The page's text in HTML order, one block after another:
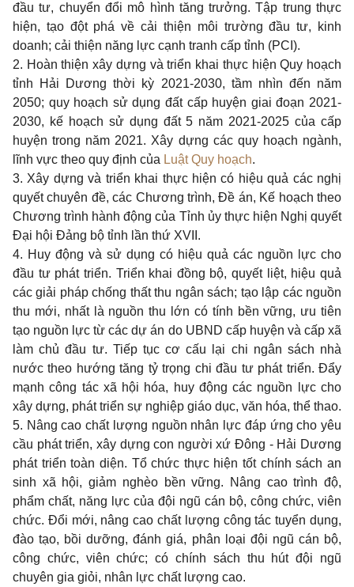
đầu tư, chuyển đổi mô hình tăng trưởng. Tập trung thực
hiện, tạo đột phá về cải thiện môi trường đầu tư, kinh
doanh; cải thiện năng lực cạnh tranh cấp tỉnh (PCI).
2. Hoàn thiện xây dựng và triển khai thực hiện Quy hoạch
tỉnh Hải Dương thời kỳ 2021-2030, tầm nhìn đến năm
2050; quy hoạch sử dụng đất cấp huyện giai đoạn 2021-
2030, kế hoạch sử dụng đất 5 năm 2021-2025 của cấp
huyện trong năm 2021. Xây dựng các quy hoạch ngành,
lĩnh vực theo quy định của Luật Quy hoạch.
3. Xây dựng và triển khai thực hiện có hiệu quả các nghị
quyết chuyên đề, các Chương trình, Đề án, Kế hoạch theo
Chương trình hành động của Tỉnh ủy thực hiện Nghị quyết
Đại hội Đảng bộ tỉnh lần thứ XVII.
4. Huy động và sử dụng có hiệu quả các nguồn lực cho
đầu tư phát triển. Triển khai đồng bộ, quyết liệt, hiệu quả
các giải pháp chống thất thu ngân sách; tạo lập các nguồn
thu mới, nhất là nguồn thu lớn có tính bền vững, ưu tiên
tạo nguồn lực từ các dự án do UBND cấp huyện và cấp xã
làm chủ đầu tư. Tiếp tục cơ cấu lại chi ngân sách nhà
nước theo hướng tăng tỷ trọng chi đầu tư phát triển. Đẩy
mạnh công tác xã hội hóa, huy động các nguồn lực cho
xây dựng, phát triển sự nghiệp giáo dục, văn hóa, thể thao.
5. Nâng cao chất lượng nguồn nhân lực đáp ứng cho yêu
cầu phát triển, xây dựng con người xứ Đông - Hải Dương
phát triển toàn diện. Tổ chức thực hiện tốt chính sách an
sinh xã hội, giảm nghèo bền vững. Nâng cao trình độ,
phẩm chất, năng lực của đội ngũ cán bộ, công chức, viên
chức. Đổi mới, nâng cao chất lượng công tác tuyển dụng,
đào tạo, bồi dưỡng, đánh giá, phân loại đội ngũ cán bộ,
công chức, viên chức; có chính sách thu hút đội ngũ
chuyên gia giỏi, nhân lực chất lượng cao.